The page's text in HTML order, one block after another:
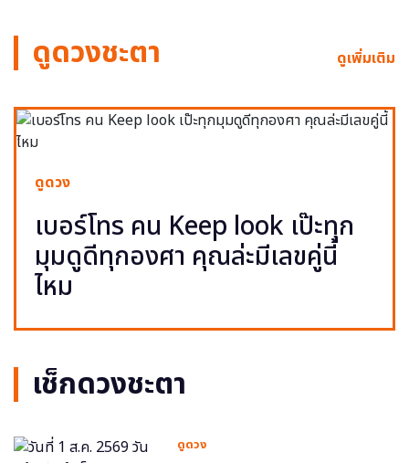
ดูดวงชะตา ดูเพิ่มเติม
ดูดวง
เบอร์โทร คน Keep look เป๊ะทุก
มุมดูดีทุกองศา คุณล่ะมีเลขคู่นี้
ไหม
เช็กดวงชะตา
ดูดวง